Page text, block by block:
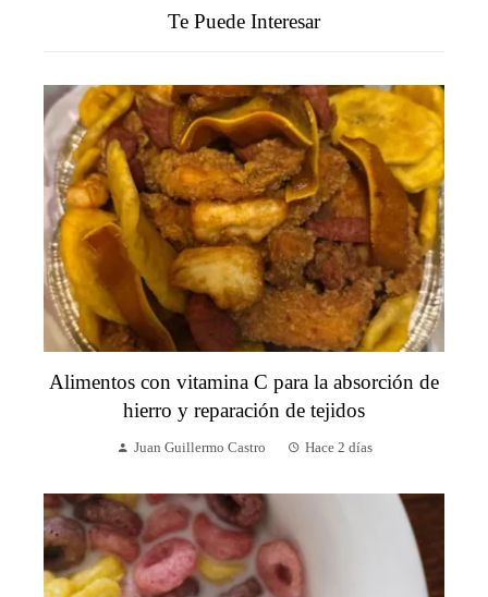
Te Puede Interesar
Alimentos con vitamina C para la absorción de
hierro y reparación de tejidos
Juan Guillermo Castro Hace 2 días